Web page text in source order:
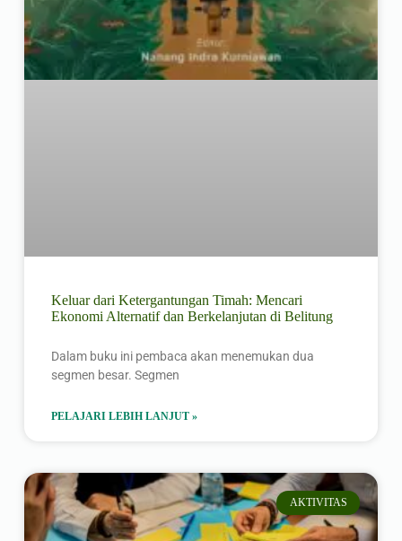
Keluar dari Ketergantungan Timah: Mencari
Ekonomi Alternatif dan Berkelanjutan di Belitung
Dalam buku ini pembaca akan menemukan dua
segmen besar. Segmen
PELAJARI LEBIH LANJUT »
AKTIVITAS